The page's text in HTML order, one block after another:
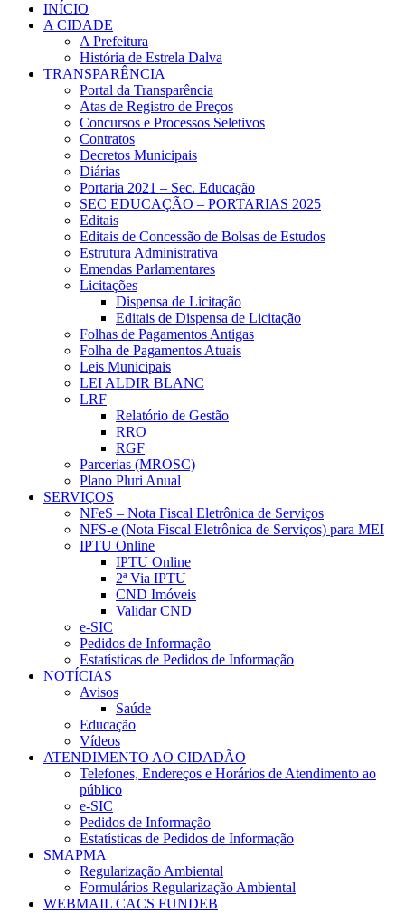
INÍCIO
A CIDADE
A Prefeitura
História de Estrela Dalva
TRANSPARÊNCIA
Portal da Transparência
Atas de Registro de Preços
Concursos e Processos Seletivos
Contratos
Decretos Municipais
Diárias
Portaria 2021 – Sec. Educação
SEC EDUCAÇÃO – PORTARIAS 2025
Editais
Editais de Concessão de Bolsas de Estudos
Estrutura Administrativa
Emendas Parlamentares
Licitações
Dispensa de Licitação
Editais de Dispensa de Licitação
Folhas de Pagamentos Antigas
Folha de Pagamentos Atuais
Leis Municipais
LEI ALDIR BLANC
LRF
Relatório de Gestão
RRO
RGF
Parcerias (MROSC)
Plano Pluri Anual
SERVIÇOS
NFeS – Nota Fiscal Eletrônica de Serviços
NFS-e (Nota Fiscal Eletrônica de Serviços) para MEI
IPTU Online
IPTU Online
2ª Via IPTU
CND Imóveis
Validar CND
e-SIC
Pedidos de Informação
Estatísticas de Pedidos de Informação
NOTÍCIAS
Avisos
Saúde
Educação
Vídeos
ATENDIMENTO AO CIDADÃO
Telefones, Endereços e Horários de Atendimento ao
público
e-SIC
Pedidos de Informação
Estatísticas de Pedidos de Informação
SMAPMA
Regularização Ambiental
Formulários Regularização Ambiental
WEBMAIL CACS FUNDEB